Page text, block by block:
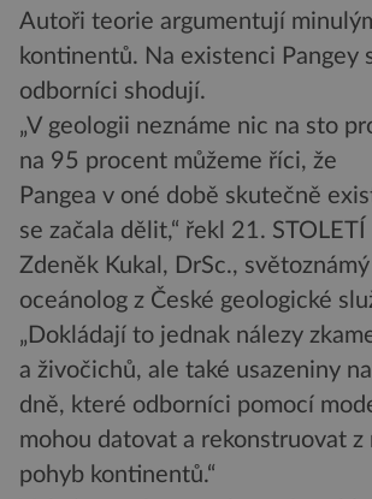
Autoři teorie argumentují
kontinentů. Na existenci Pangey
odborníci shodují.
„V geologii neznáme nic na sto
na 95 procent můžeme říci, že
Pangea v oné době skutečně
se začala dělit,“ řekl 21.
Zdeněk Kukal, DrSc.,
oceánolog z České geologické
„Dokládají to jednak nálezy
a živočichů, ale také usazeniny
dně, které odborníci pomocí
mohou datovat a rekonstruovat z
pohyb kontinentů.“